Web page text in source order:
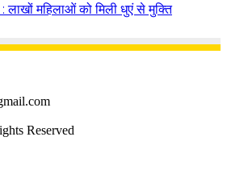
: लाखों महिलाओं को मिली धुएं से मुक्ति
Reserved